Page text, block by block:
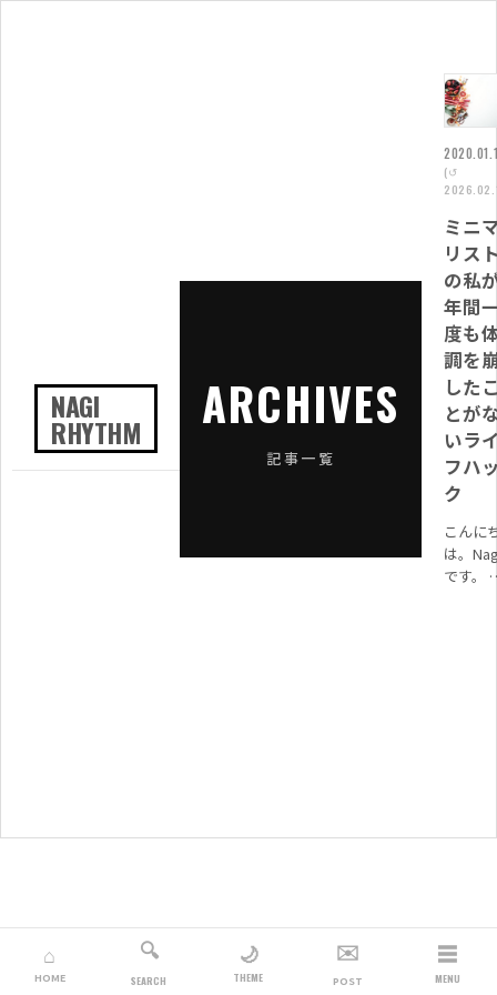
NAGI
RHYTHM ARCHIVES
記事一覧
(↺
ミニ
リス
の私
年間
度も
調を
した
とが
いラ
フハ
ク
こんに
は。
です。
⌂
HOME
🔍
SEARCH
🌙
THEME
✉️
POST
☰
MENU